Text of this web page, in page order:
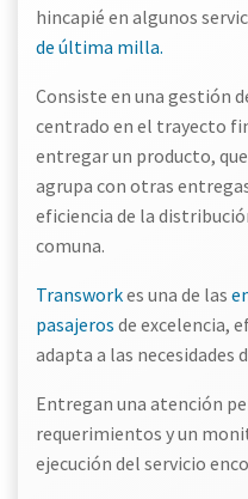
hincapié en algunos
de última milla.
Consiste en una gestión
centrado en el trayecto
entregar un producto,
agrupa con otras
eficiencia de la
comuna.
Transworkes una de las
pasajeros de excelencia,
adapta a las necesidades
Entregan una atención
requerimientos y un
ejecución del servicio